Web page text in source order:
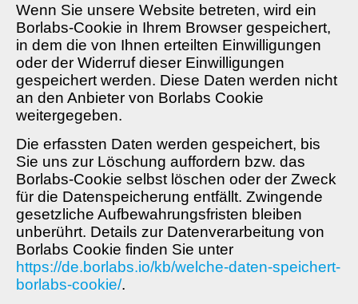
Wenn Sie unsere Website betreten, wird ein
Borlabs-Cookie in Ihrem Browser gespeichert,
in dem die von Ihnen erteilten Einwilligungen
oder der Widerruf dieser Einwilligungen
gespeichert werden. Diese Daten werden nicht
an den Anbieter von Borlabs Cookie
weitergegeben.
Die erfassten Daten werden gespeichert, bis
Sie uns zur Löschung auffordern bzw. das
Borlabs-Cookie selbst löschen oder der Zweck
für die Datenspeicherung entfällt. Zwingende
gesetzliche Aufbewahrungsfristen bleiben
unberührt. Details zur Datenverarbeitung von
Borlabs Cookie finden Sie unter
https://de.borlabs.io/kb/welche-daten-speichert-
borlabs-cookie/.